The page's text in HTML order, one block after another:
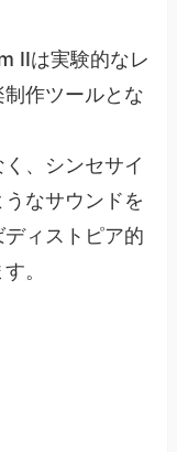
IIは実験的なレ
作ツールとな
、シンセサイ
なサウンドを
ィストピア的
。